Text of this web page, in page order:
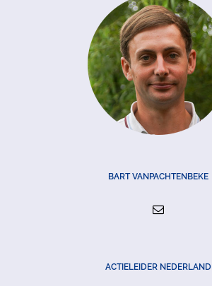
BART VANPACHTENBEKE
ACTIELEIDER NEDERLAND